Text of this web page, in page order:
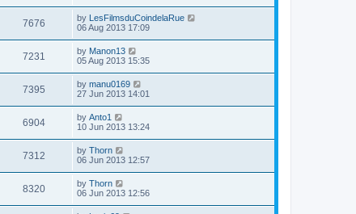
7676 by LesFilmsduCoindelaRue
06 Aug 2013 17:09
7231 by Manon13
05 Aug 2013 15:35
7395 by manu0169
27 Jun 2013 14:01
6904 by Anto1
10 Jun 2013 13:24
7312 by Thorn
06 Jun 2013 12:57
8320 by Thorn
06 Jun 2013 12:56